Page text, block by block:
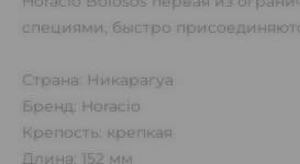
специями, быстро
Страна: Никарагуа
Бренд: Horacio
Крепость: крепкая
Длина: 152 мм